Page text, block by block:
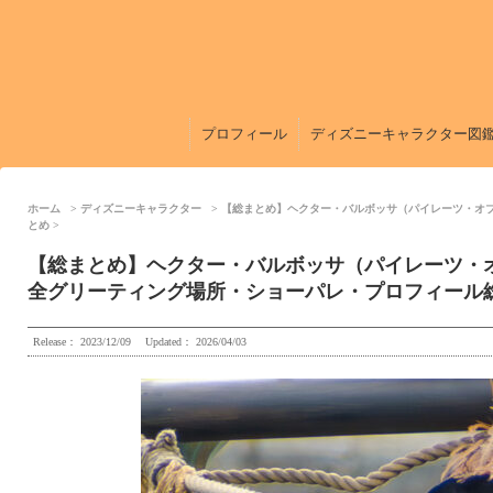
プロフィール ディズニーキャラクター図
ホーム ディズニーキャラクター
【総まとめ】ヘクター・バルボッサ（パイレーツ・
とめ
【総まとめ】ヘクター・バルボッサ（パイレーツ
全グリーティング場所・ショーパレ・プロフィール
Release： 2023/12/09 Updated： 2026/04/03